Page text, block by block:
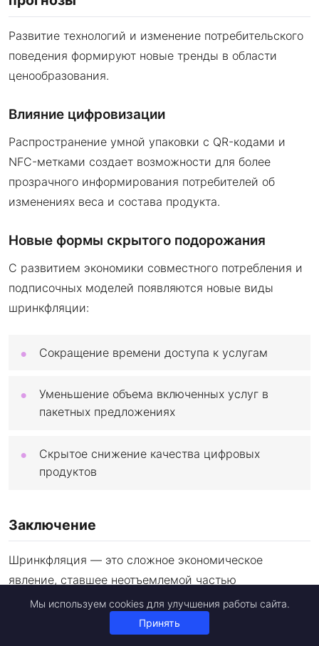
Развитие технологий и изменение потребительского
поведения формируют новые тренды в области
ценообразования.
Влияние цифровизации
Распространение умной упаковки с QR-кодами и
NFC-метками создает возможности для более
прозрачного информирования потребителей об
изменениях веса и состава продукта.
Новые формы скрытого подорожания
С развитием экономики совместного потребления и
подписочных моделей появляются новые виды
шринкфляции:
Сокращение времени доступа к услугам
Уменьшение объема включенных услуг в
пакетных предложениях
Скрытое снижение качества цифровых
продуктов
Заключение
Шринкфляция — это сложное экономическое
явление, ставшее неотъемлемой частью
современного потребительского рынка. Понимание
ее механизмов, видов и причин возникновения
Мы используем cookies для улучшения работы сайта.
Принять